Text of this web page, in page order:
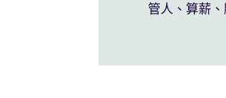
管人、算薪